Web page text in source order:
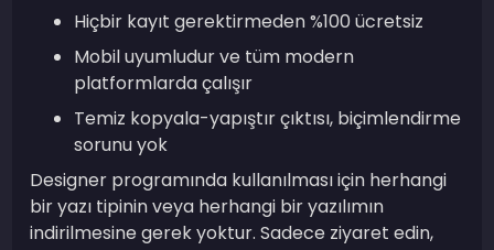
Hiçbir kayıt gerektirmeden %100 ücretsiz
Mobil uyumludur ve tüm modern
platformlarda çalışır
Temiz kopyala-yapıştır çıktısı, biçimlendirme
sorunu yok
Designer programında kullanılması için herhangi
bir yazı tipinin veya herhangi bir yazılımın
indirilmesine gerek yoktur. Sadece ziyaret edin,